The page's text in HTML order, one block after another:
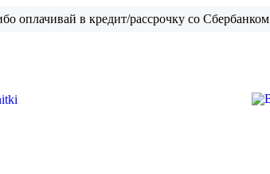
оплачивай в кредит/рассрочку со Сбербанком